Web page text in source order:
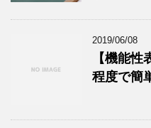
2019/06/08
【機能
程度で簡